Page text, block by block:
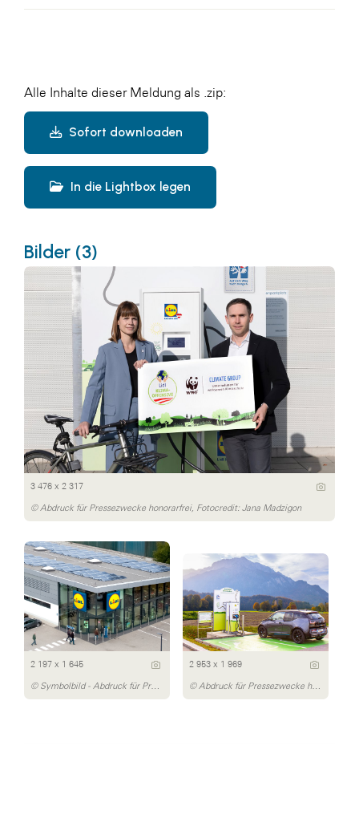
Alle Inhalte dieser Meldung als .zip:
Sofort downloaden
In die Lightbox legen
Bilder (3)
3 476 x 2 317
© Abdruck für Pressezwecke honorarfrei, Fotocredit: Jana Madzigon
2 197 x 1 645
© Symbolbild - Abdruck für Pressezwecke honorarfrei, Fotocredit: Lidl Österreich
2 953 x 1 969
© Abdruck für Pressezwecke honorarfrei, Fotocredit: Lidl Österreich